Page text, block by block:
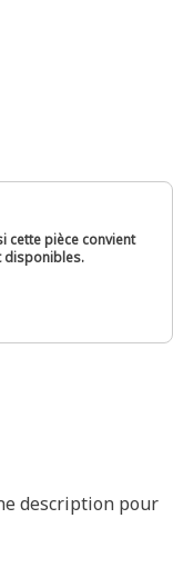
cette pièce convient
disponibles.
description pour